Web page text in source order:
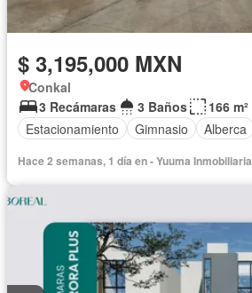
$ 3,195,000 MXN
Conkal
3 Recámaras
3 Baños
166 m²
Estacionamiento
Gimnasio Alberca
Hace 2 semanas, 1 día en - Yuuma Inmobiliaria